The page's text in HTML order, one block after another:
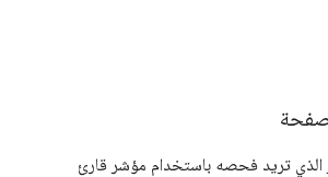
الذي تريد فحصه باستخدام مؤشر قارئ